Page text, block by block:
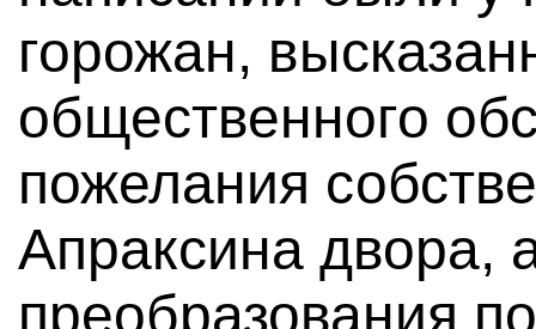
горожан,
общественного
пожелания
Апраксина двора,
преобразования